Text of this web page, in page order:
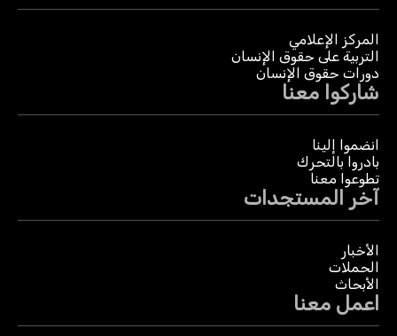
المركز الإعلامي
التربية على حقوق الإنسان
دورات حقوق الإنسان
شاركوا معنا
انضموا إلينا
بادروا بالتحرك
تطوعوا معنا
آخر المستجدات
الأخبار
الحملات
الأبحاث
اعمل معنا